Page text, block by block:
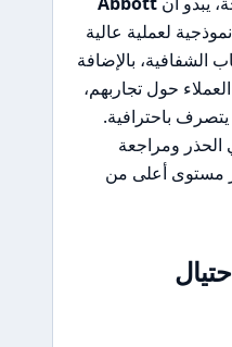
لعملية عالية
الشفافية، بالإضافة
حول تجاربهم،
باحترافية.
الحذر ومراجعة
مستوى أعلى من